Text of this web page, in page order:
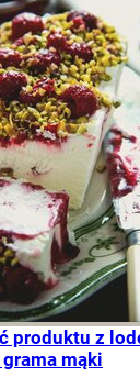
produktu z
mąki